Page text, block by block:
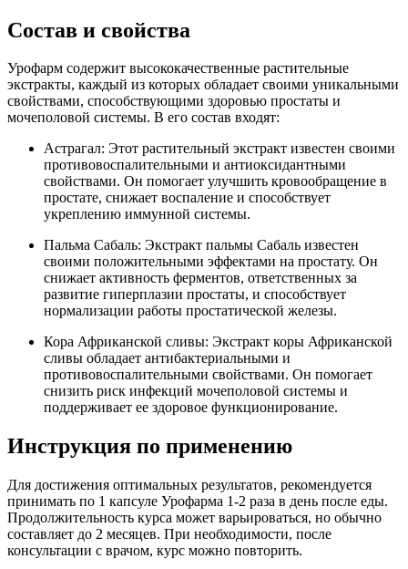
Состав и свойства
Урофарм содержит высококачественные растительные
экстракты, каждый из которых обладает своими уникальными
свойствами, способствующими здоровью простаты и
мочеполовой системы. В его состав входят:
Астрагал: Этот растительный экстракт известен своими
противовоспалительными и антиоксидантными
свойствами. Он помогает улучшить кровообращение в
простате, снижает воспаление и способствует
укреплению иммунной системы.
Пальма Сабаль: Экстракт пальмы Сабаль известен
своими положительными эффектами на простату. Он
снижает активность ферментов, ответственных за
развитие гиперплазии простаты, и способствует
нормализации работы простатической железы.
Кора Африканской сливы: Экстракт коры Африканской
сливы обладает антибактериальными и
противовоспалительными свойствами. Он помогает
снизить риск инфекций мочеполовой системы и
поддерживает ее здоровое функционирование.
Инструкция по применению
Для достижения оптимальных результатов, рекомендуется
принимать по 1 капсуле Урофарма 1-2 раза в день после еды.
Продолжительность курса может варьироваться, но обычно
составляет до 2 месяцев. При необходимости, после
консультации с врачом, курс можно повторить.